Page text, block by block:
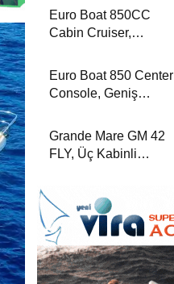
Yapısıyla Yat
Dergisi’nde
Euro Boat 850CC
Cabin Cruiser,
Düzeniyle Yat
Dergisi’nde
Euro Boat 850 Center
Console, Geniş
Yat Dergisi’nde
Grande Mare GM 42
FLY, Üç Kabinli